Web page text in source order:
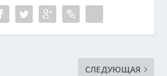
СЛЕДУЮЩАЯ